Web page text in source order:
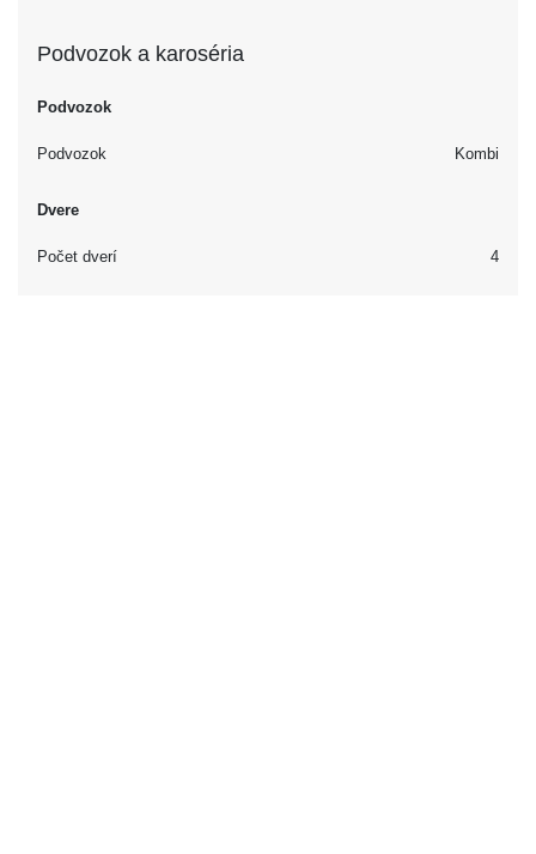
Podvozok a karoséria
Podvozok
Podvozok Kombi
Dvere
Počet dverí 4